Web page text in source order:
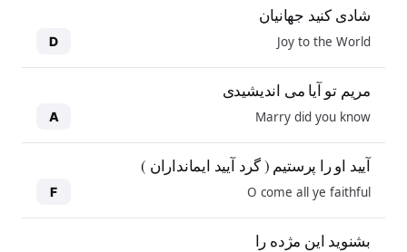
شادی کنید جهانیان
Joy to the World
D
مریم تو آیا می اندیشیدی
Marry did you know
A
آیید او را پرستیم ( گرد آیید ایمانداران )
O come all ye faithful
F
بشنوید این مژده را